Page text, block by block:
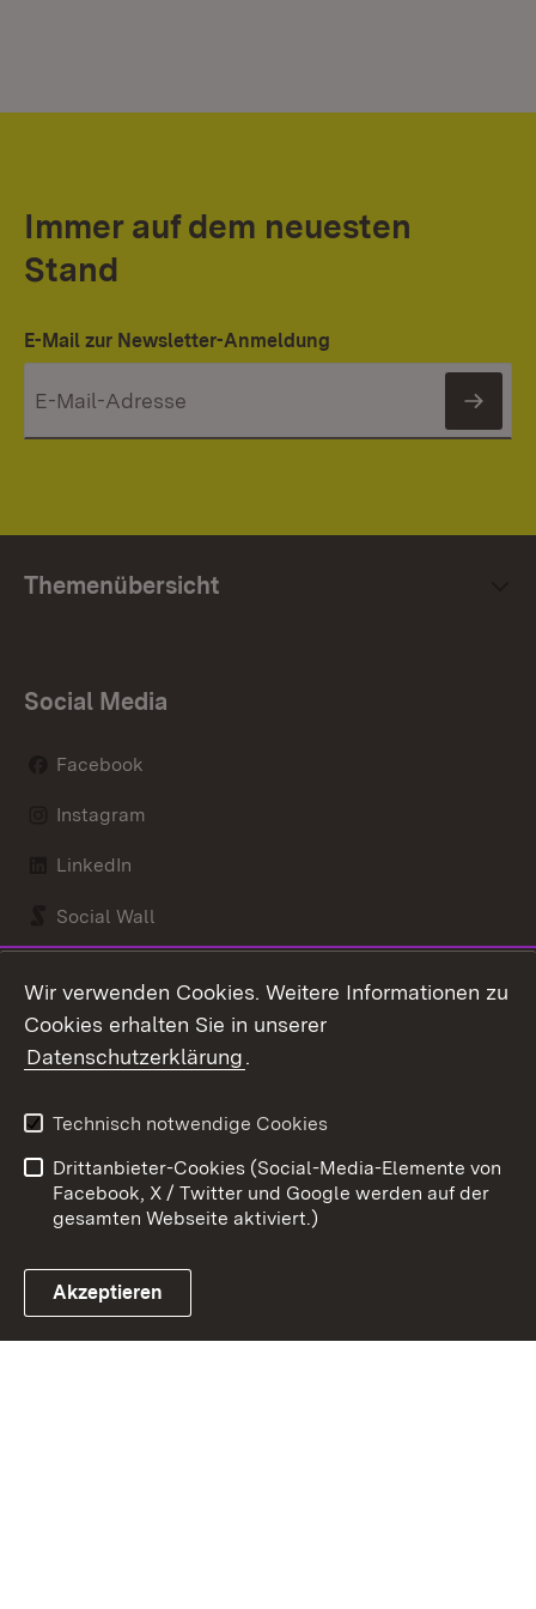
Immer auf dem neuesten
Stand
E-Mail zur Newsletter-Anmeldung
Themenübersicht
Social Media
Facebook
Instagram
LinkedIn
Social Wall
Link zum Landesportal
Kontakt
Barrierefreiheit
Impressum
Cookies
Wir verwenden Cookies. Weitere Informationen zu
Cookies erhalten Sie in unserer
Datenschutzerklärung.
Technisch notwendige Cookies
Drittanbieter-Cookies (Social-Media-Elemente von
Facebook, X / Twitter und Google werden auf der
gesamten Webseite aktiviert.)
Akzeptieren